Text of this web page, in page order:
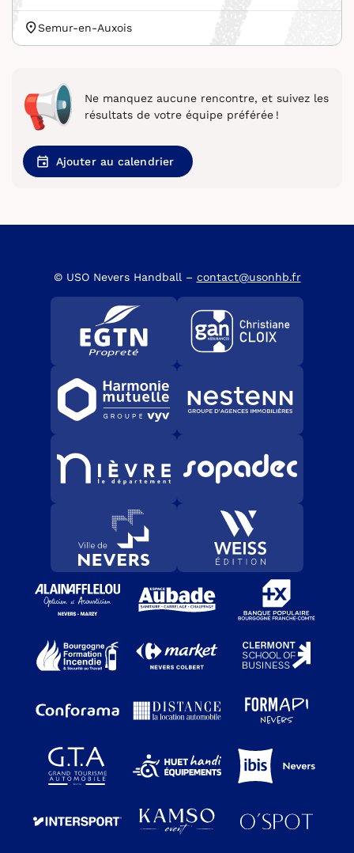
Semur-en-Auxois
Ne manquez aucune rencontre, et suivez les
résultats de votre équipe préférée !
Ajouter au calendrier
© USO Nevers Handball – contact@usonhb.fr